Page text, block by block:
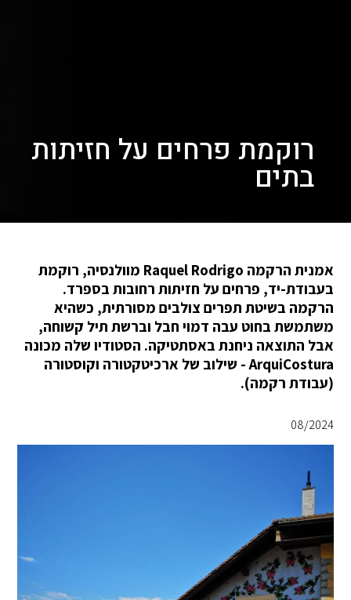
רוקמת פרחים על חזיתות
בתים
אמנית הרקמה Raquel Rodrigo מוולנסיה, רוקמת
בעבודת-יד, פרחים על חזיתות רחובות בספרד.
הרקמה בשיטת תפרים צולבים מסורתית, כשהיא
משתמשת בחוט עבה דמוי חבל וברשת תיל קשוחה,
אבל התוצאה ניחנת באסתטיקה. הסטודיו שלה מכונה
ArquiCostura - שילוב של ארכיטקטורה וקוסטורה
(עבודת רקמה).
08/2024